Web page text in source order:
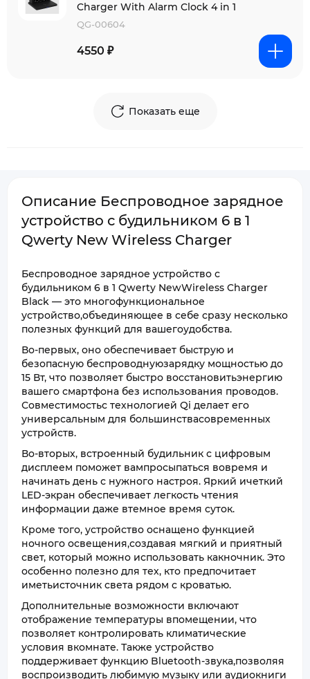
Charger With Alarm Clock 4 in 1
QG-00604
4550 ₽
Показать еще
Описание Беспроводное зарядное
устройство с будильником 6 в 1
Qwerty New Wireless Charger
Беспроводное зарядное устройство с
будильником 6 в 1 Qwerty NewWireless Charger
Black — это многофункциональное
устройство,объединяющее в себе сразу несколько
полезных функций для вашегоудобства.
Во-первых, оно обеспечивает быструю и
безопасную беспроводнуюзарядку мощностью до
15 Вт, что позволяет быстро восстановитьэнергию
вашего смартфона без использования проводов.
Совместимостьс технологией Qi делает его
универсальным для большинствасовременных
устройств.
Во-вторых, встроенный будильник с цифровым
дисплеем поможет вампросыпаться вовремя и
начинать день с нужного настроя. Яркий ичеткий
LED-экран обеспечивает легкость чтения
информации даже втемное время суток.
Кроме того, устройство оснащено функцией
ночного освещения,создавая мягкий и приятный
свет, который можно использовать какночник. Это
особенно полезно для тех, кто предпочитает
иметьисточник света рядом с кроватью.
Дополнительные возможности включают
отображение температуры впомещении, что
позволяет контролировать климатические
условия вкомнате. Также устройство
поддерживает функцию Bluetooth-звука,позволяя
воспроизводить любимую музыку или аудиокниги